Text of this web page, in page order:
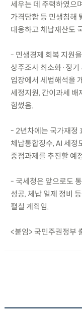
세우는 데 주력하였으
가격담합 등 민생침해
대응하고 체납재산도
- 민생경제 회복 지원
상주조사 최소화·정기
입장에서 세법해석을
세정지원, 간이과세 배
힘썼음.
- 2년차에는 국가재정
체납통합징수, AI 세정
중점과제를 추진할 예
- 국세청은 앞으로도
성공, 체납 일제 정비
펼칠 계획임.
<붙임> 국민주권정부